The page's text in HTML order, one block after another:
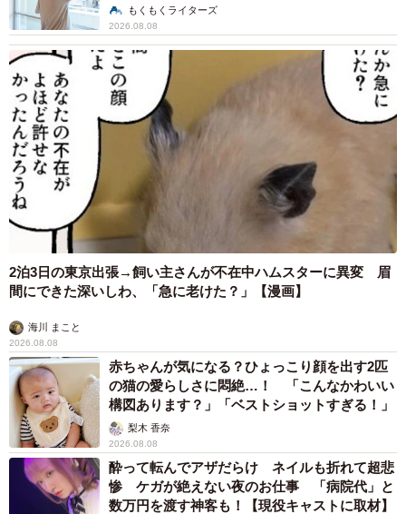
説】もくもくライターズ
2026.08.08
2泊3日の東京出張→飼い主さんが不在中ハムスターに異変 眉
間にできた深いしわ、「急に老けた？」【漫画】
海川 まこと
2026.08.08
赤ちゃんが気になる？ひょっこり顔を出す2匹
の猫の愛らしさに悶絶…！ 「こんなかわいい
構図あります？」「ベストショットすぎる！」
梨木 香奈
2026.08.08
酔って転んでアザだらけ ネイルも折れて超悲
惨 ケガが絶えない夜のお仕事 「病院代」と
数万円を渡す神客も！【現役キャストに取材】